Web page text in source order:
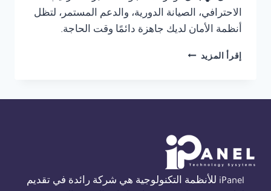
الاحترافي، الصيانة الدورية، والدعم المستمر، لتظل
أنظمة الأمان لديك جاهزة دائمًا وقت الحاجة.
إقرأ المزيد شركة
01554305486
iPanel للأنظمة التكنولوجية هي شركة رائدة في تقديم